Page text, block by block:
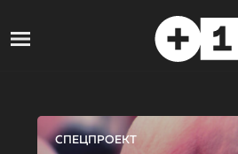
СПЕЦПРОЕКТ